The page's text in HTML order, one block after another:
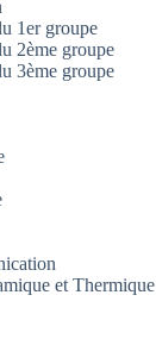
1er groupe
2ème groupe
3ème groupe
et Thermique